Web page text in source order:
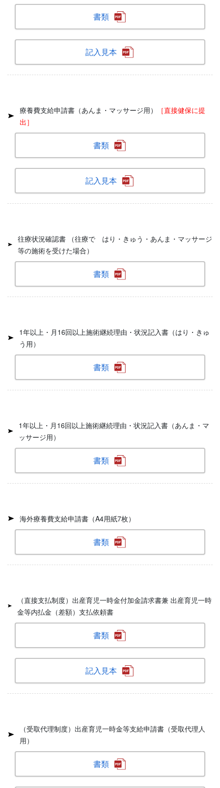
書類
記入見本
療養費支給申請書（あんま・マッサージ用）
［直接健保に提
出］
書類
記入見本
往療状況確認書 （往療で はり・きゅう・あんま・マッサージ
等の施術を受けた場合）
書類
1年以上・月16回以上施術継続理由・状況記入書（はり・きゅ
う用）
書類
1年以上・月16回以上施術継続理由・状況記入書（あんま・マ
ッサージ用）
書類
海外療養費支給申請書（A4用紙7枚）
書類
（直接支払制度）出産育児一時金付加金請求書兼 出産育児一時
金等内払金（差額）支払依頼書
書類
記入見本
（受取代理制度）出産育児一時金等支給申請書（受取代理人
用）
書類